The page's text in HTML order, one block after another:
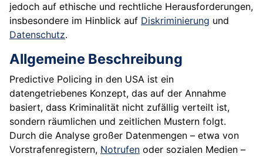
jedoch auf ethische und rechtliche Herausforderungen,
insbesondere im Hinblick auf Diskriminierung und
Datenschutz.
Allgemeine Beschreibung
Predictive Policing in den USA ist ein
datengetriebenes Konzept, das auf der Annahme
basiert, dass Kriminalität nicht zufällig verteilt ist,
sondern räumlichen und zeitlichen Mustern folgt.
Durch die Analyse großer Datenmengen – etwa von
Vorstrafenregistern, Notrufen oder sozialen Medien –